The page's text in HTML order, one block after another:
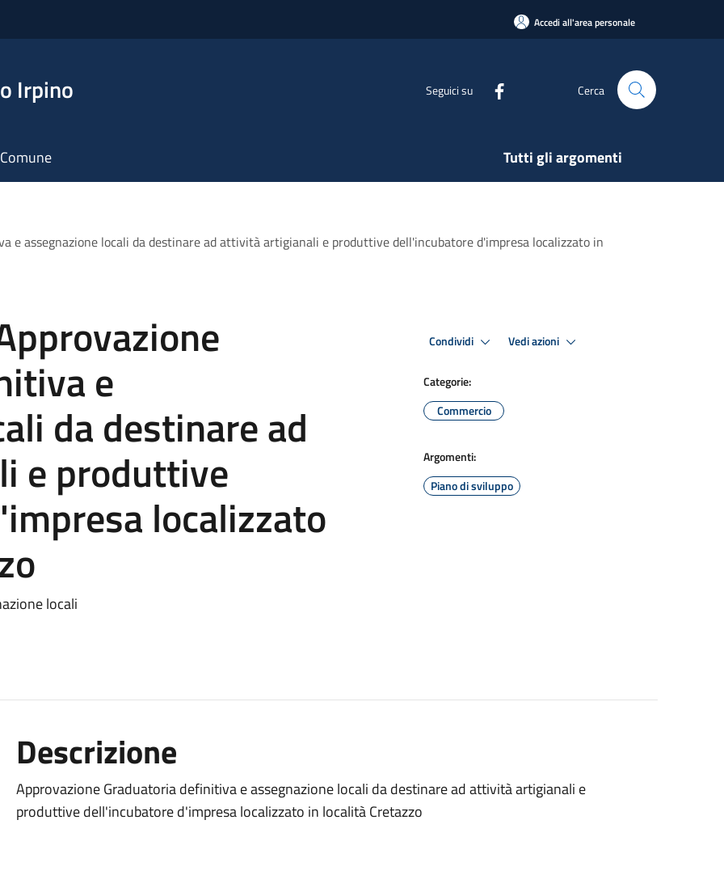
Accedi all'area personale
Irpino Seguici su Cerca
Tutti gli argomenti
e assegnazione locali da destinare ad attività artigianali e produttive dell'incubatore d'impresa localizzato in
e
da destinare ad
e produttive
localizzato
locali
Condividi Vedi azioni
Categorie:
Commercio
Argomenti:
Piano di sviluppo
Descrizione
Approvazione Graduatoria definitiva e assegnazione locali da destinare ad attività artigianali e
produttive dell'incubatore d'impresa localizzato in località Cretazzo